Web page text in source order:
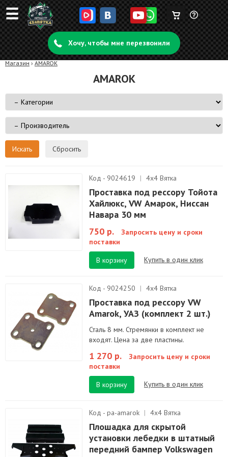
☰ Задать
вопрос
Корзина
пуста
Хочу, чтобы мне перезвонили
Магазин › AMAROK
AMAROK
Сбросить
Код - 9024619 | 4х4 Вятка
Проставка под рессору Тойота
Хайлюкс, VW Амарок, Ниссан
Навара 30 мм
750 р.
Запросить цену и сроки
поставки
В корзину
Купить в один клик
Код - 9024250 | 4х4 Вятка
Проставка под рессору VW
Amarok, УАЗ (комплект 2 шт.)
Сталь 8 мм. Стремянки в комплект не
входят. Цена за две пластины.
1 270 р.
Запросить цену и сроки
поставки
В корзину
Купить в один клик
Код - pa-amarok | 4х4 Вятка
Плошадка для скрытой
установки лебедки в штатный
передний бампер Volkswagen